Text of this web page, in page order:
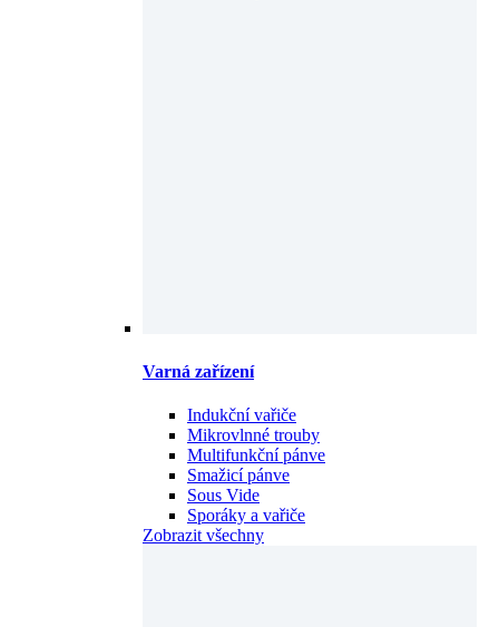
Varná zařízení
Indukční vařiče
Mikrovlnné trouby
Multifunkční pánve
Smažicí pánve
Sous Vide
Sporáky a vařiče
Zobrazit všechny